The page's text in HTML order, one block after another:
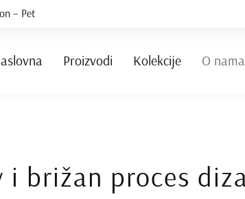
– Pet
Proizvodi Kolekcije O nama
i brižan proces